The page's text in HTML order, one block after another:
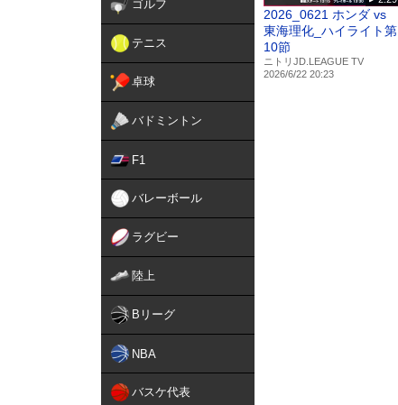
ゴルフ
テニス
卓球
バドミントン
F1
バレーボール
ラグビー
陸上
Bリーグ
NBA
バスケ代表
2026_0621 ホンダ vs
東海理化_ハイライト第
10節
ニトリJD.LEAGUE TV
2026/6/22 20:23